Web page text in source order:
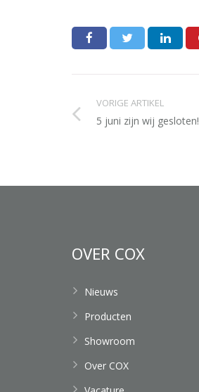
VORIGE ARTIKEL
5 juni zijn wij gesloten!
OVER COX
Nieuws
Producten
Showroom
Over COX